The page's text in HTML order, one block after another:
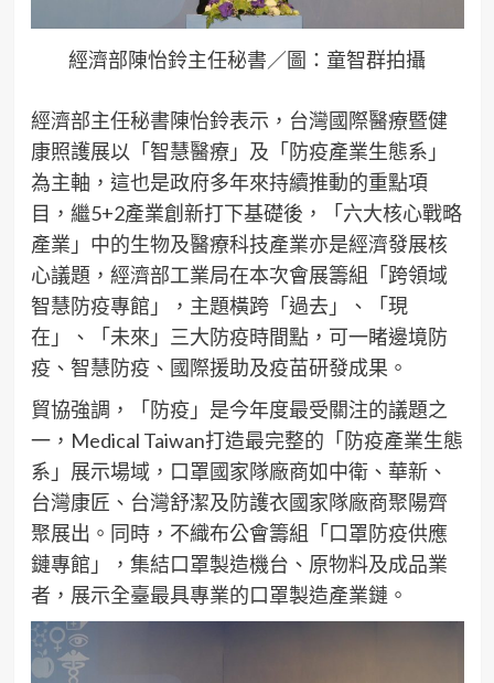
經濟部陳怡鈴主任秘書／圖：童智群拍攝
經濟部主任秘書陳怡鈴表示，台灣國際醫療暨健
康照護展以「智慧醫療」及「防疫產業生態系」
為主軸，這也是政府多年來持續推動的重點項
目，繼5+2產業創新打下基礎後，「六大核心戰略
產業」中的生物及醫療科技產業亦是經濟發展核
心議題，經濟部工業局在本次會展籌組「跨領域
智慧防疫專館」，主題橫跨「過去」、「現
在」、「未來」三大防疫時間點，可一睹邊境防
疫、智慧防疫、國際援助及疫苗研發成果。
貿協強調，「防疫」是今年度最受關注的議題之
一，Medical Taiwan打造最完整的「防疫產業生態
系」展示場域，口罩國家隊廠商如中衛、華新、
台灣康匠、台灣舒潔及防護衣國家隊廠商聚陽齊
聚展出。同時，不織布公會籌組「口罩防疫供應
鏈專館」，集結口罩製造機台、原物料及成品業
者，展示全臺最具專業的口罩製造產業鏈。